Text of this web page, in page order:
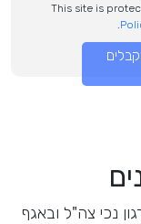
This site is
נכי צה"ל ובאגף